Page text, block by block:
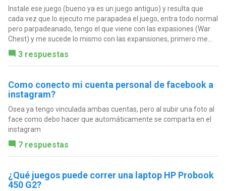
Instale ese juego (bueno ya es un juego antiguo) y resulta que
cada vez que lo ejecuto me parapadea el juego, entra todo normal
pero parpadeanado, tengo el que viene con las expasiones (War
Chest) y me sucede lo mismo con las expansiones, primero me...
3 respuestas
Como conecto mi cuenta personal de facebook a
instagram?
Osea ya tengo vinculada ambas cuentas, pero al subir una foto al
face como debo hacer que automáticamente se comparta en el
instagram
7 respuestas
¿Qué juegos puede correr una laptop HP Probook
450 G2?